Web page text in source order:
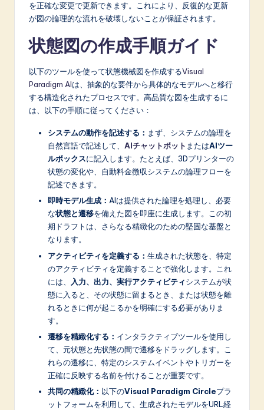
を正確な変更で更新できます。これにより、反復的な更新
が図の論理的な流れを破壊しないことが保証されます。
状態図の作成手順ガイド
以下のツールを使って状態機械図を作成するVisual
Paradigm AIは、抽象的な要件から具体的なモデルへと移行
する構造化されたプロセスです。高品質な図を生成するに
は、以下の手順に従ってください：
システムの動作を記述する： まず、システムの論理を
自然言語で記述して、 AIチャットボット またはAIツー
ルボックスに記入します。たとえば、3Dプリンターの
状態の変化や、自動料金徴収システムの論理フローを
記述できます。
即時モデル生成： AIは提供された論理を処理し、必要
な状態と遷移を備えた図を即座に生成します。この初
期ドラフトは、さらなる精緻化のための堅固な基盤と
なります。
アクティビティを定義する： 生成された状態を、特定
のアクティビティを定義することで強化します。これ
には、
入力、出力、実行アクティビティシステムが状
態に入ると、その状態に留まるとき、または状態を離
れるときに何が起こるかを明確にする必要がありま
す。
遷移を精緻化する： インタラクティブツールを使用し
て、元状態と先状態の間で遷移をドラッグします。こ
れらの遷移に、特定のシステムイベントやトリガーを
正確に反映する名前を付けることが重要です。
共同の精緻化： 以下のVisual Paradigm Circleプラ
ットフォームを利用して、生成されたモデルをURL経